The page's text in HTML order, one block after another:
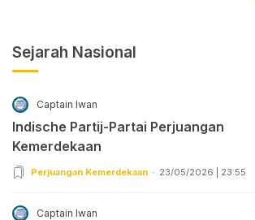
Sejarah Nasional
Captain Iwan
Indische Partij-Partai Perjuangan
Kemerdekaan
Perjuangan Kemerdekaan 23/05/2026 | 23:55
Captain Iwan